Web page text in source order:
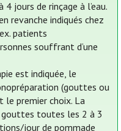
jours de rinçage à l’eau.
revanche indiqués chez
patients
souffrant d’une
est indiquée, le
(gouttes ou
le premier choix. La
gouttes toutes les 2 à 3
jour de pommade